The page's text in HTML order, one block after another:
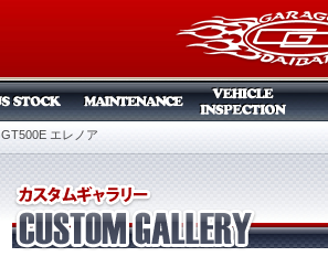
GT500E エレノア